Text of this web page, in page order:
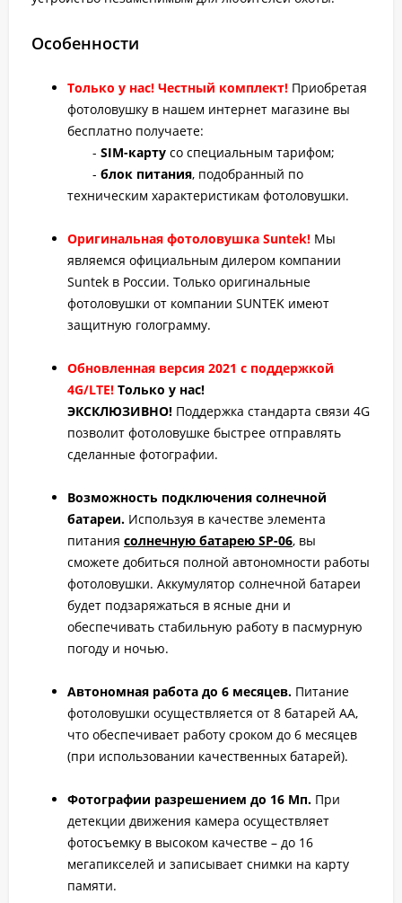
Особенности
Только у нас! Честный комплект! Приобретая
фотоловушку в нашем интернет магазине вы
бесплатно получаете:
- SIM-карту со специальным тарифом;
- блок питания, подобранный по
техническим характеристикам фотоловушки.
Оригинальная фотоловушка Suntek! Мы
являемся официальным дилером компании
Suntek в России. Только оригинальные
фотоловушки от компании SUNTEK имеют
защитную голограмму.
Обновленная версия 2021 с поддержкой
4G/LTE! Только у нас!
ЭКСКЛЮЗИВНО! Поддержка стандарта связи 4G
позволит фотоловушке быстрее отправлять
сделанные фотографии.
Возможность подключения солнечной
батареи. Используя в качестве элемента
питания солнечную батарею SP-06, вы
сможете добиться полной автономности работы
фотоловушки. Аккумулятор солнечной батареи
будет подзаряжаться в ясные дни и
обеспечивать стабильную работу в пасмурную
погоду и ночью.
Автономная работа до 6 месяцев. Питание
фотоловушки осуществляется от 8 батарей АА,
что обеспечивает работу сроком до 6 месяцев
(при использовании качественных батарей).
Фотографии разрешением до 16 Мп. При
детекции движения камера осуществляет
фотосъемку в высоком качестве – до 16
мегапикселей и записывает снимки на карту
памяти.